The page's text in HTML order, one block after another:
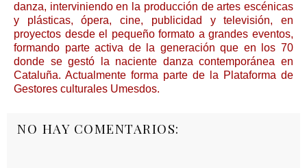
danza, interviniendo en la producción de artes escénicas
y plásticas, ópera, cine, publicidad y televisión, en
proyectos desde el pequeño formato a grandes eventos,
formando parte activa de la generación que en los 70
donde se gestó la naciente danza contemporánea en
Cataluña. Actualmente forma parte de la Plataforma de
Gestores culturales Umesdos.
NO HAY COMENTARIOS: